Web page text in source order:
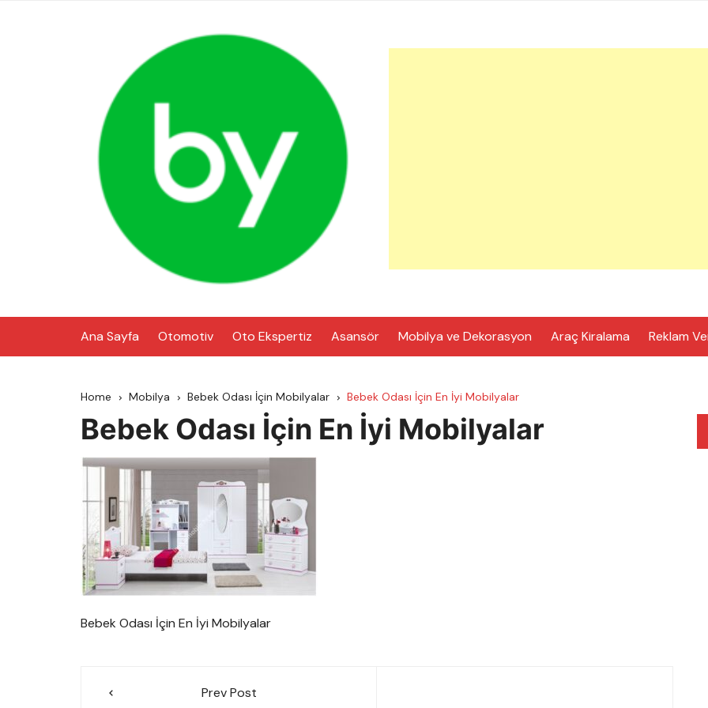
Ana Sayfa Otomotiv Oto Ekspertiz Asansör Mobilya ve Dekorasyon Araç Kiralama Reklam
Home Mobilya Bebek Odası İçin Mobilyalar Bebek Odası İçin En İyi Mobilyalar
Bebek Odası İçin En İyi Mobilyalar
Bebek Odası İçin En İyi Mobilyalar
Prev Post